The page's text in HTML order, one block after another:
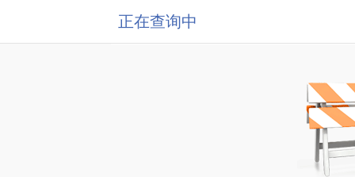
正在查询中